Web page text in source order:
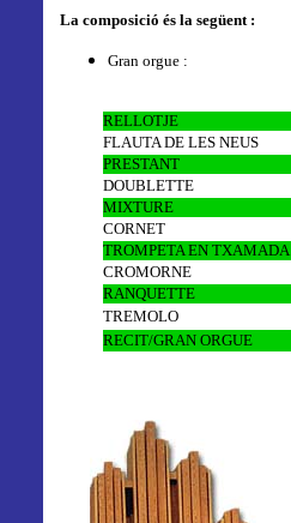
La composició és la següent :
Gran orgue :
RELLOTJE
FLAUTA DE LES NEUS
PRESTANT
DOUBLETTE
MIXTURE
CORNET
TROMPETA EN TXAMADA
CROMORNE
RANQUETTE
TREMOLO
RECIT/GRAN ORGUE